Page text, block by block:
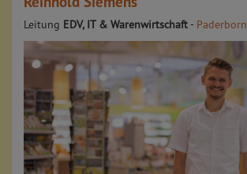
Leitung EDV, IT & Warenwirtschaft - Paderborn